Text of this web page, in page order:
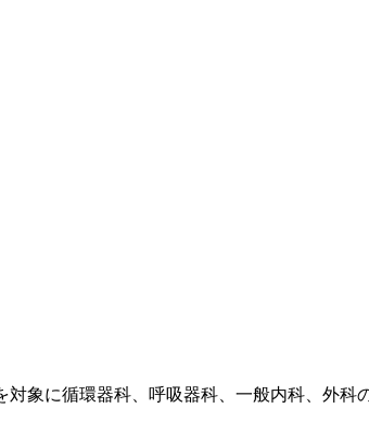
象に循環器科、呼吸器科、一般内科、外科